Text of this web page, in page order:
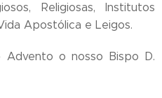
Religiosas, Institutos
Apostólica e Leigos.
Advento o nosso Bispo D.